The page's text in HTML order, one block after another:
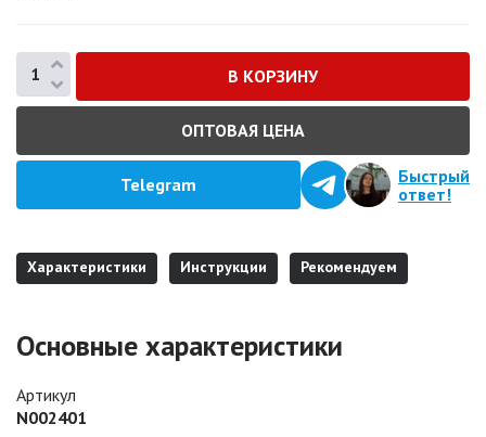
ОПТОВАЯ ЦЕНА
Telegram
Быстрый
ответ!
Характеристики Инструкции Рекомендуем
Основные характеристики
Артикул
N002401